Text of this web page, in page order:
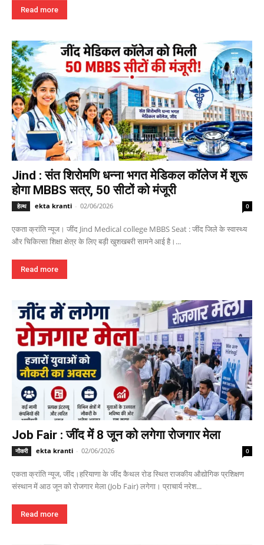
Read more
Jind : संत शिरोमणि धन्ना भगत मेडिकल कॉलेज में शुरू
होगा MBBS सत्र, 50 सीटों को मंजूरी
हेल्थ ekta kranti - 02/06/2026 0
एकता क्रांति न्यूज। जींद Jind Medical college MBBS Seat : जींद जिले के स्वास्थ्य
और चिकित्सा शिक्षा क्षेत्र के लिए बड़ी खुशखबरी सामने आई है।...
Read more
Job Fair : जींद में 8 जून को लगेगा रोजगार मेला
नौकरी ekta kranti - 02/06/2026 0
एकता क्रांति न्यूज, जींद।हरियाणा के जींद कैथल रोड स्थित राजकीय औद्योगिक प्रशिक्षण
संस्थान में आठ जून को रोजगार मेला (Job Fair) लगेगा। प्राचार्य नरेश...
Read more